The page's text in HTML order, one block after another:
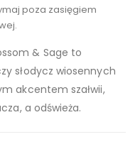
poza zasięgiem
& Sage to
słodycz wiosennych
akcentem szałwii,
a odświeża.